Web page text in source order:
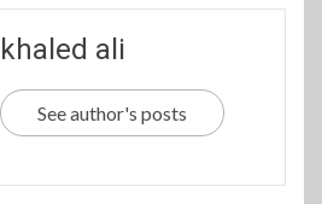
khaled ali
See author's posts